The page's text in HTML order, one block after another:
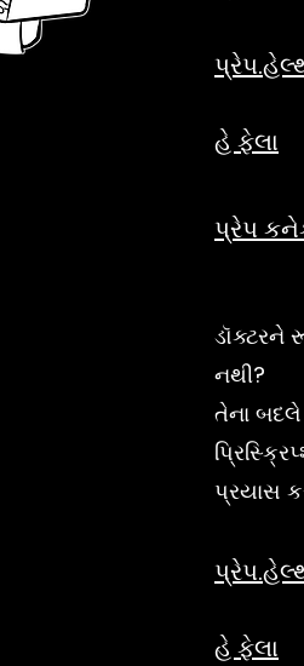
હે ફેલા
પ્રેપ
ડૉક્ટરને
નથી?
તેના
પ્રયાસ
હે ફેલા